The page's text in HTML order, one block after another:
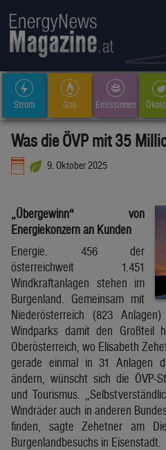
Strom Gas Emissionen
Was die ÖVP mit 35
9. Oktober 2025
„Übergewinn“ von
Energiekonzern an Kunden
Energie. 456 der
österreichweit 1.451
Windkraftanlagen stehen im
Burgenland. Gemeinsam mit
Niederösterreich (823
Windparks damit den Großteil
Oberösterreich, wo Elisabeth
gerade einmal in 31 Anlagen
ändern, wünscht sich die ÖVP-
und Tourismus.
Windräder auch in anderen
finden, sagte Zehetner am
Burgenlandbesuchs in Eisenstadt.